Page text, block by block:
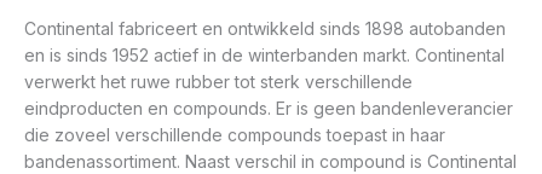
Continental fabriceert en ontwikkeld sinds 1898 autobanden
en is sinds 1952 actief in de winterbanden markt. Continental
verwerkt het ruwe rubber tot sterk verschillende
eindproducten en compounds. Er is geen bandenleverancier
die zoveel verschillende compounds toepast in haar
bandenassortiment. Naast verschil in compound is Continental